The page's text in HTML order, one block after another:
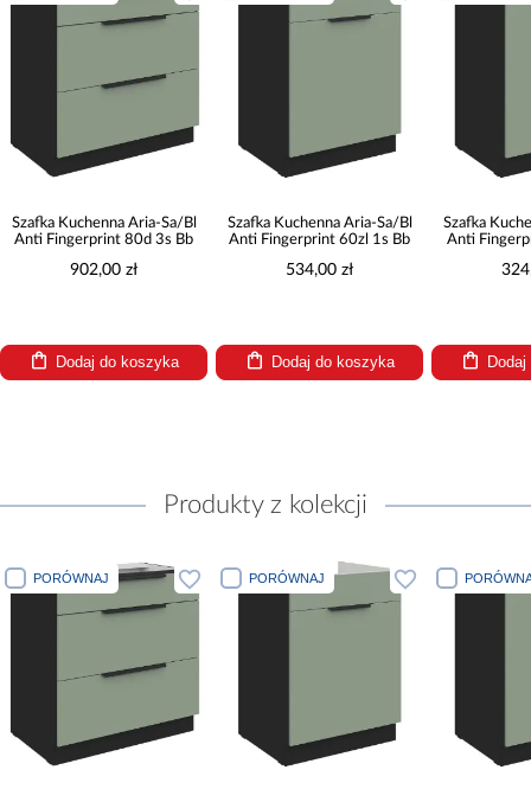
Szafka Kuchenna Aria-Sa/Bl
Anti Fingerprint 80d 3s Bb
902,00 zł
Dodaj do koszyka
Szafka Kuchenna Aria-Sa/Bl
Anti Fingerprint 60zl 1s Bb
534,00 zł
Dodaj do koszyka
Szafka
Anti
Produkty z kolekcji
PORÓWNAJ PORÓWNAJ